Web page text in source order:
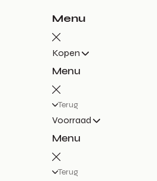
Menu
Kopen
Menu
Terug
Voorraad
Menu
Terug